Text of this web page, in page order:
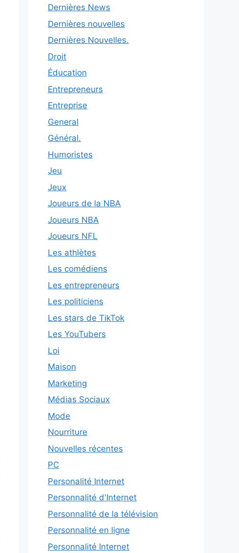
Dernières News
Dernières nouvelles
Dernières Nouvelles.
Droit
Éducation
Entrepreneurs
Entreprise
General
Général.
Humoristes
Jeu
Jeux
Joueurs de la NBA
Joueurs NBA
Joueurs NFL
Les athlètes
Les comédiens
Les entrepreneurs
Les politiciens
Les stars de TikTok
Les YouTubers
Loi
Maison
Marketing
Médias Sociaux
Mode
Nourriture
Nouvelles récentes
PC
Personalité Internet
Personnalité d'Internet
Personnalité de la télévision
Personnalité en ligne
Personnalité Internet